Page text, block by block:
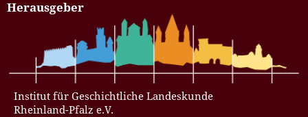
Herausgeber
Institut für Geschichtliche Landeskunde
Rheinland-Pfalz e.V.